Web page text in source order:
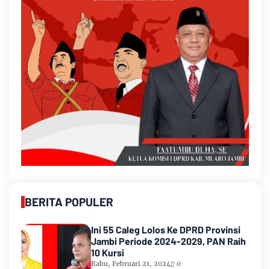
BERITA POPULER
Ini 55 Caleg Lolos Ke DPRD Provinsi
Jambi Periode 2024-2029, PAN Raih
10 Kursi
Rabu, Februari 21, 2024 0